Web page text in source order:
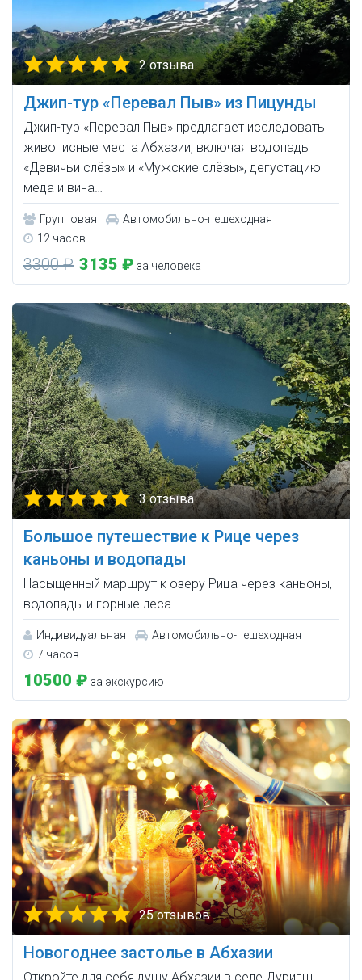
2 отзыва
Джип-тур «Перевал Пыв» из Пицунды
Джип-тур «Перевал Пыв» предлагает исследовать
живописные места Абхазии, включая водопады
«Девичьи слёзы» и «Мужские слёзы», дегустацию
мёда и вина…
Групповая
Автомобильно-пешеходная
12 часов
3300 ₽ 3135 ₽ за человека
3 отзыва
Большое путешествие к Рице через
каньоны и водопады
Насыщенный маршрут к озеру Рица через каньоны,
водопады и горные леса.
Индивидуальная
Автомобильно-пешеходная
7 часов
10500 ₽ за экскурсию
25 отзывов
Новогоднее застолье в Абхазии